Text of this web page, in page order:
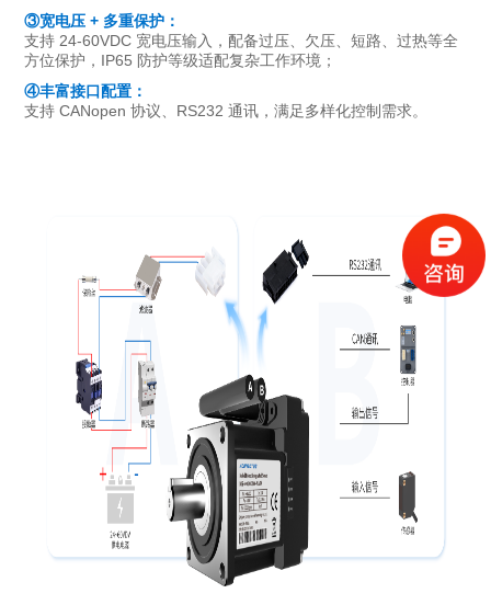
③宽电压 + 多重保护：
支持 24-60VDC 宽电压输入，配备过压、欠压、短路、过热等全
方位保护，IP65 防护等级适配复杂工作环境；
④丰富接口配置：
支持 CANopen 协议、RS232 通讯，满足多样化控制需求。